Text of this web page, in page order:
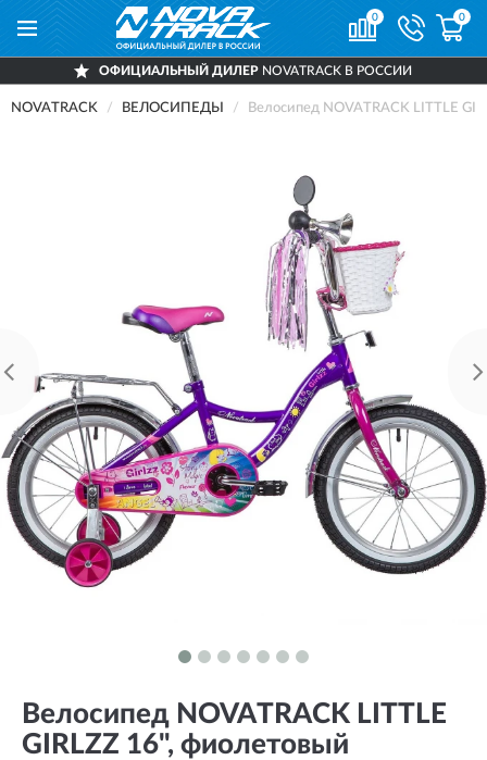
0 0
ОФИЦИАЛЬНЫЙ ДИЛЕРNOVATRACK В РОССИИ
NOVATRACK ВЕЛОСИПЕДЫ Велосипед NOVATRACK LITTLE
Велосипед NOVATRACK LITTLE
GIRLZZ 16", фиолетовый